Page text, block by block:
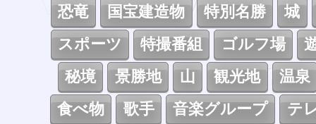
恐竜
国宝建造物 特別名勝
城
スポーツ
特撮番組 ゴルフ場
秘境
景勝地 山 観光地
温泉
食べ物
歌手 音楽グループ
テ